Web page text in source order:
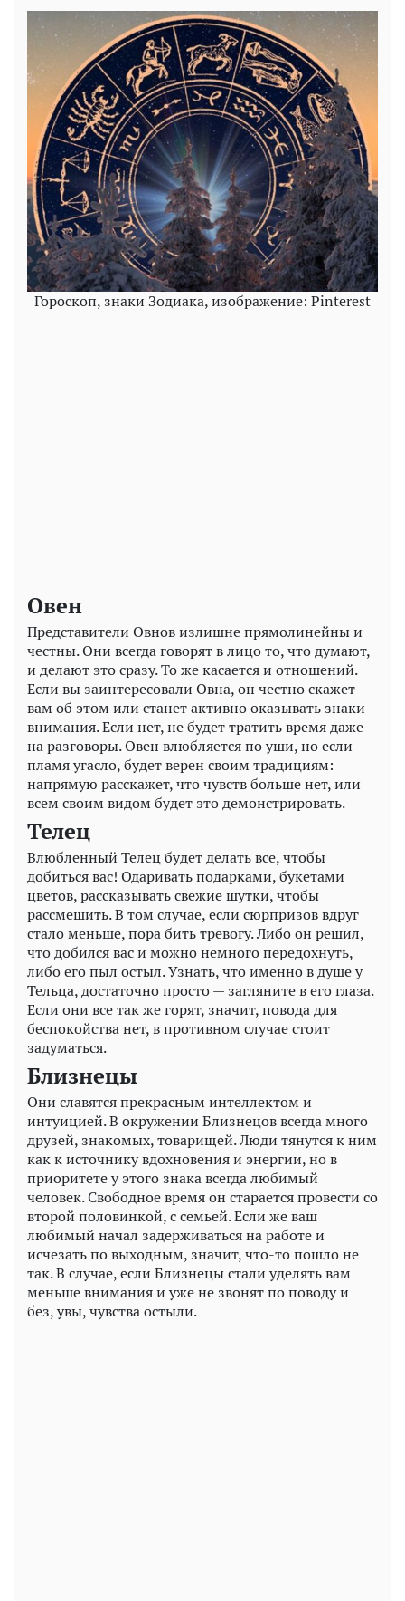
Гороскоп, знаки Зодиака, изображение: Pinterest
Овен
Представители Овнов излишне прямолинейны и
честны. Они всегда говорят в лицо то, что думают,
и делают это сразу. То же касается и отношений.
Если вы заинтересовали Овна, он честно скажет
вам об этом или станет активно оказывать знаки
внимания. Если нет, не будет тратить время даже
на разговоры. Овен влюбляется по уши, но если
пламя угасло, будет верен своим традициям:
напрямую расскажет, что чувств больше нет, или
всем своим видом будет это демонстрировать.
Телец
Влюбленный Телец будет делать все, чтобы
добиться вас! Одаривать подарками, букетами
цветов, рассказывать свежие шутки, чтобы
рассмешить. В том случае, если сюрпризов вдруг
стало меньше, пора бить тревогу. Либо он решил,
что добился вас и можно немного передохнуть,
либо его пыл остыл. Узнать, что именно в душе у
Тельца, достаточно просто — загляните в его глаза.
Если они все так же горят, значит, повода для
беспокойства нет, в противном случае стоит
задуматься.
Близнецы
Они славятся прекрасным интеллектом и
интуицией. В окружении Близнецов всегда много
друзей, знакомых, товарищей. Люди тянутся к ним
как к источнику вдохновения и энергии, но в
приоритете у этого знака всегда любимый
человек. Свободное время он старается провести со
второй половинкой, с семьей. Если же ваш
любимый начал задерживаться на работе и
исчезать по выходным, значит, что-то пошло не
так. В случае, если Близнецы стали уделять вам
меньше внимания и уже не звонят по поводу и
без, увы, чувства остыли.